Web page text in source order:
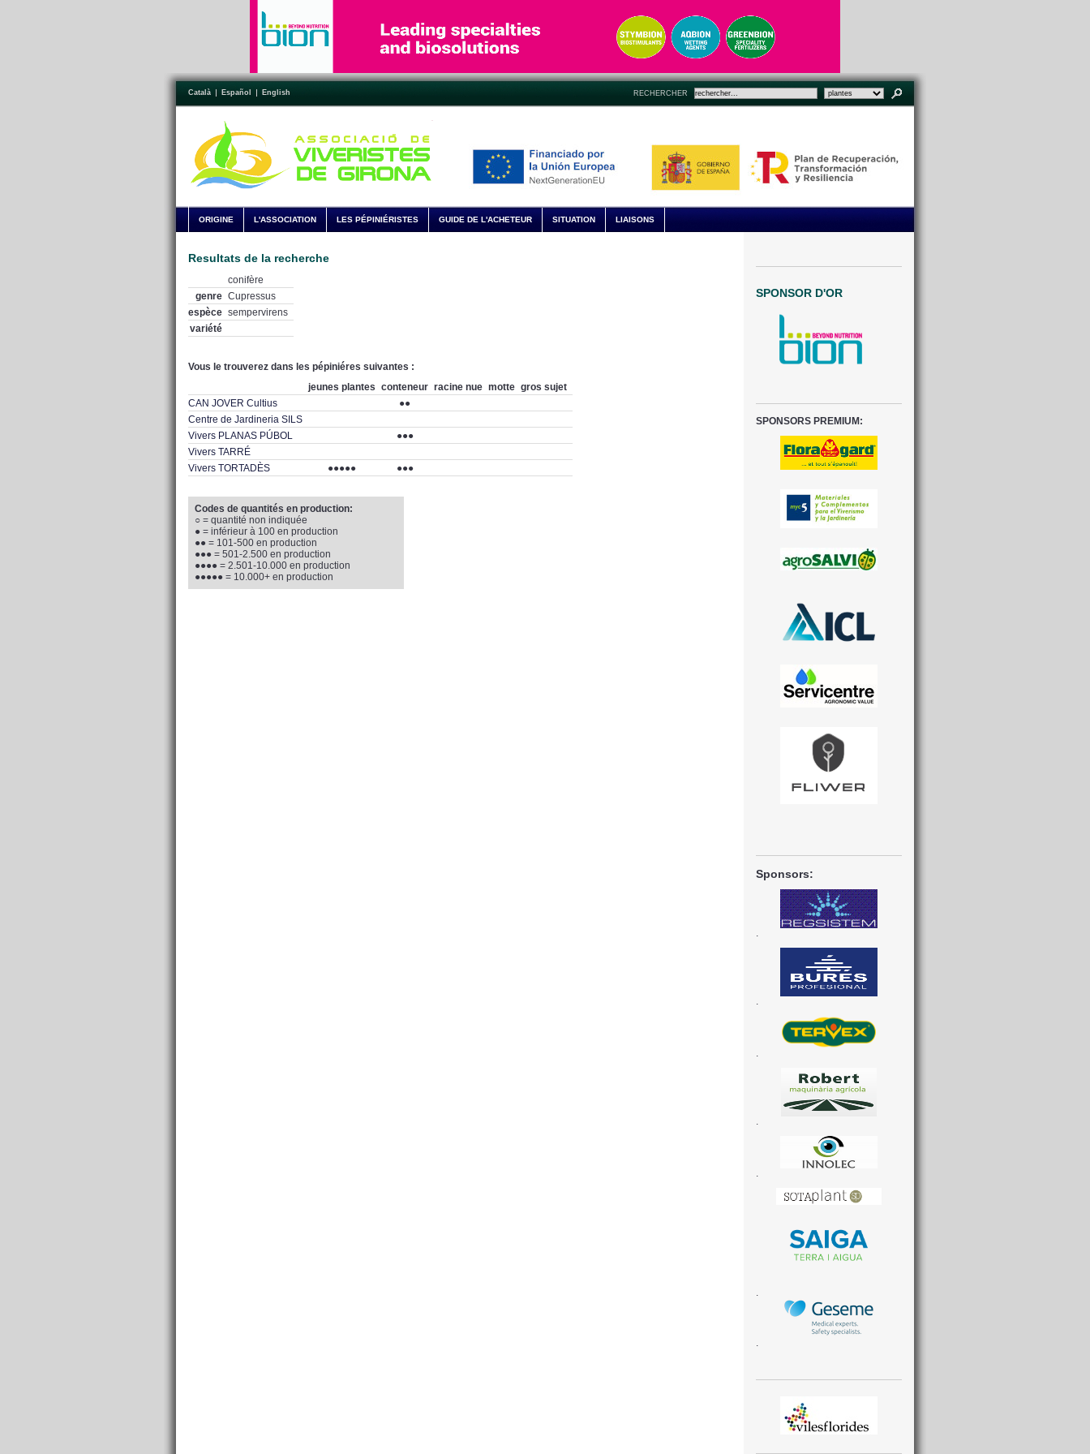
Català Español English RECHERCHER
ORIGINE L'ASSOCIATION LES PÉPINIÉRISTES GUIDE DE L'ACHETEUR SITUATION LIAISONS
Resultats de la recherche
conifère
genre Cupressus
espèce sempervirens
variété
Vous le trouverez dans les pépiniéres suivantes :
jeunes plantes conteneur racine nue motte gros sujet
CAN JOVER Cultius
●●
Centre de Jardineria SILS
Vivers PLANAS PÚBOL
●●●
Vivers TARRÉ
Vivers TORTADÈS
●●●●● ●●●
Codes de quantités en production:
○ = quantité non indiquée
● = inférieur à 100 en production
●● = 101-500 en production
●●● = 501-2.500 en production
●●●● = 2.501-10.000 en production
●●●●● = 10.000+ en production
SPONSOR D'OR
SPONSORS PREMIUM:
Sponsors:
.
.
.
.
.
.
.